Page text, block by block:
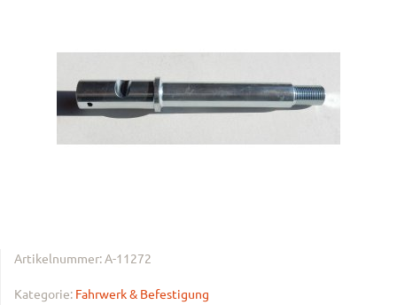
Artikelnummer:A-11272
Kategorie: Fahrwerk & Befestigung